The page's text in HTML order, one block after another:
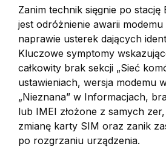
Zanim technik sięgnie po stację
jest odróżnienie awarii
naprawie usterek dających
Kluczowe symptomy
całkowity brak sekcji „Sieć
ustawieniach, wersja modemu
„Nieznana” w Informacjach,
lub IMEI złożone z samych
zmianę karty SIM oraz zanik
po rozgrzaniu urządzenia.